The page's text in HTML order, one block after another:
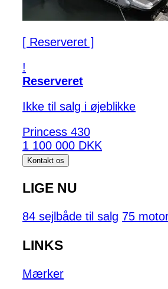
[ Reserveret ]
!
Reserveret
Ikke til salg i øjeblikke
Princess 430
1 100 000 DKK
Kontakt os
LIGE NU
84 sejlbåde til salg 75
LINKS
Mærker